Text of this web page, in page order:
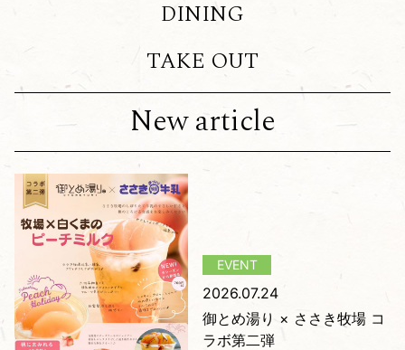
DINING
TAKE OUT
New article
2026.07.24
御とめ湯り × ささき牧場 コ
ラボ第二弾